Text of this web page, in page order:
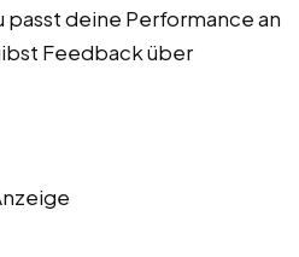
deine Performance an
Feedback über